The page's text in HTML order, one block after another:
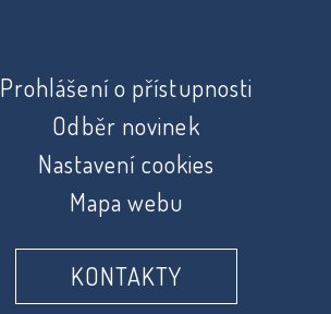
Prohlášení o přístupnosti
Odběr novinek
Nastavení cookies
Mapa webu
KONTAKTY